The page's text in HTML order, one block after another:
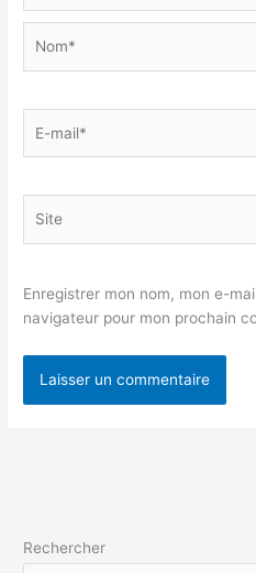
mail*
Enregistrer mon nom, mon e-
navigateur pour mon prochain
Rechercher